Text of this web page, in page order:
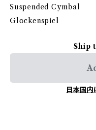
Suspended Cymbal
Glockenspiel
Ship
日本国内